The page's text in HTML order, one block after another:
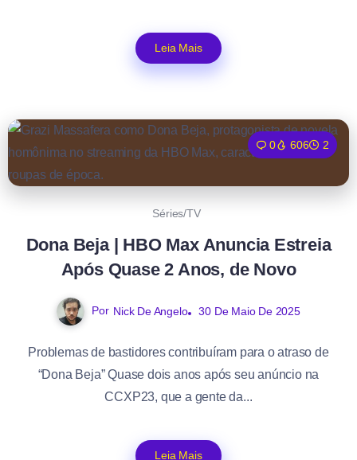
Leia Mais
0 606 2
Séries/TV
Dona Beja | HBO Max Anuncia Estreia
Após Quase 2 Anos, de Novo
Por Nick De Angelo 30 De Maio De 2025
Problemas de bastidores contribuíram para o atraso de
“Dona Beja” Quase dois anos após seu anúncio na
CCXP23, que a gente da...
Leia Mais